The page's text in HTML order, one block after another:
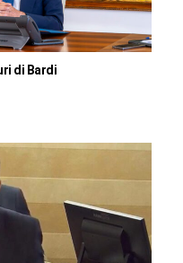
di Bardi